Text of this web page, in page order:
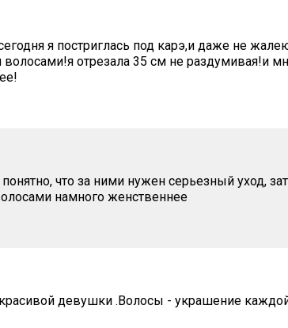
я постриглась под карэ,и даже не
отрезала 35 см не раздумивая!и
что за ними нужен серьезный уход,
намного женственнее
девушки .Волосы - украшение